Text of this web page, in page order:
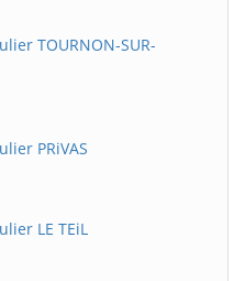
TOURNON-SUR-
PRiVAS
LE TEiL